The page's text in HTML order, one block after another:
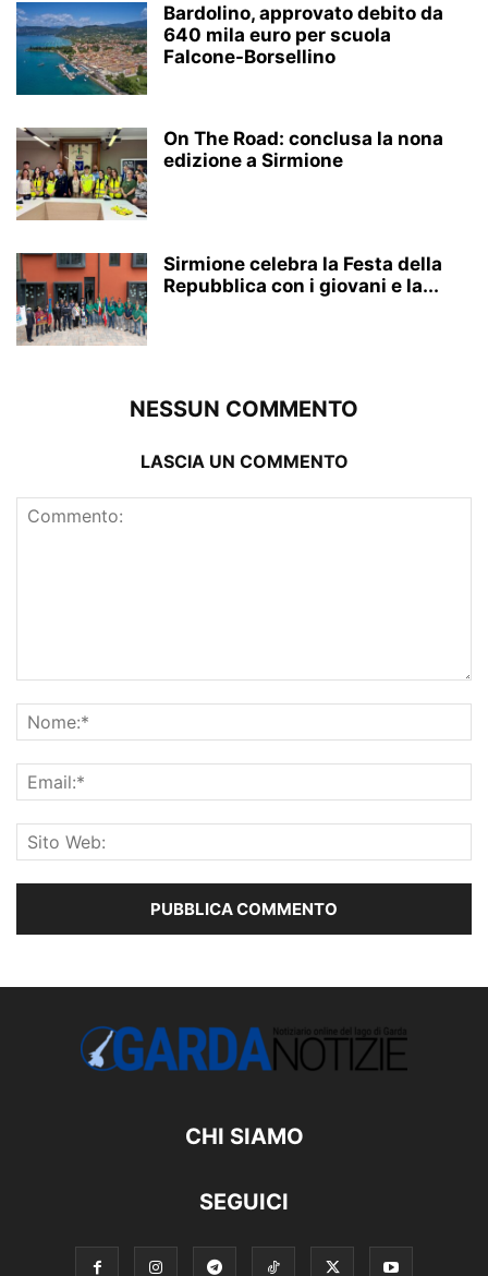
Bardolino, approvato debito da
640 mila euro per scuola
Falcone-Borsellino
On The Road: conclusa la nona
edizione a Sirmione
Sirmione celebra la Festa della
Repubblica con i giovani e la...
NESSUN COMMENTO
LASCIA UN COMMENTO
CHI SIAMO
SEGUICI